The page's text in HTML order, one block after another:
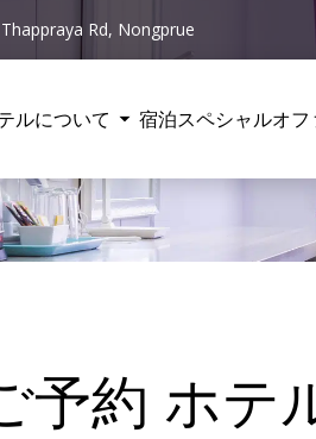
Rd, Nongprue
ルについて 宿泊スペシャルオフ
予約 ホテ